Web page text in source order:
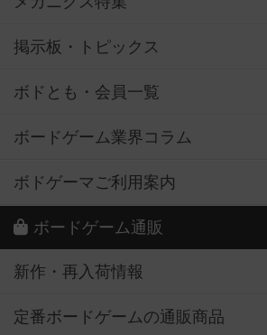
掲示板・トピックス
ボドとも・会員一覧
ボードゲーム業界コラム
ボドゲーマご利用案内
ボードゲーム通販
新作・再入荷情報
定番ボードゲームの通販商品